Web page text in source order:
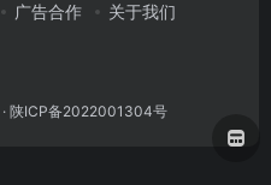
广告合作 关于我们
· 陕ICP备2022001304号